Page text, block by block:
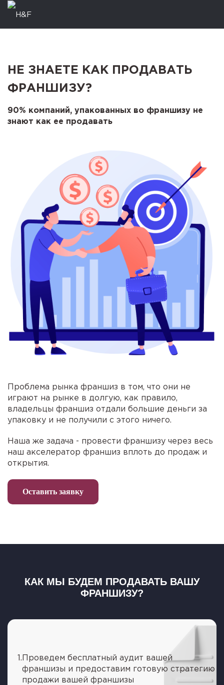
НЕ ЗНАЕТЕ КАК ПРОДАВАТЬ
ФРАНШИЗУ?
90% компаний, упакованных во франшизу не
знают как ее продавать
Проблема рынка франшиз в том, что они не
играют на рынке в долгую, как правило,
владельцы франшиз отдали большие деньги за
упаковку и не получили с этого ничего.
Наша же задача - провести франшизу через весь
наш акселератор франшиз вплоть до продаж и
открытия.
Оставить заявку
КАК МЫ БУДЕМ ПРОДАВАТЬ ВАШУ
ФРАНШИЗУ?
1. Проведем бесплатный аудит вашей
франшизы и предоставим готовую стратегию
продажи вашей франшизы